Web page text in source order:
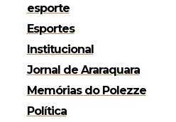
esporte
Esportes
Institucional
Jornal de Araraquara
Memórias do Polezze
Política